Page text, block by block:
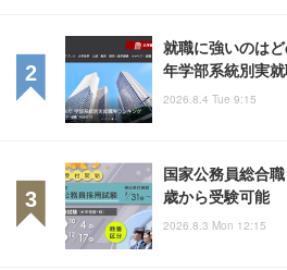
就職に強いのは
年学部系統別実就
2026.8.4 Tue 9:15
国家公務員総合
歳から受験可能
2026.8.3 Mon 12:15